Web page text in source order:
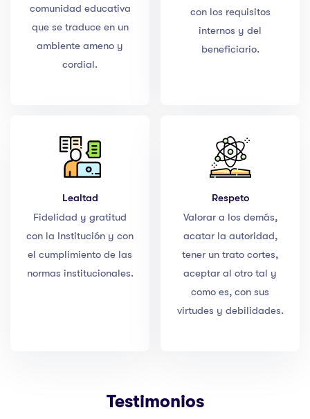
comunidad educativa
que se traduce en un
ambiente ameno y
cordial.
con los requisitos
internos y del
beneficiario.
Lealtad
Fidelidad y gratitud
con la Institución y con
el cumplimiento de las
normas institucionales.
Respeto
Valorar a los demás,
acatar la autoridad,
tener un trato cortes,
aceptar al otro tal y
como es, con sus
virtudes y debilidades.
Testimonios